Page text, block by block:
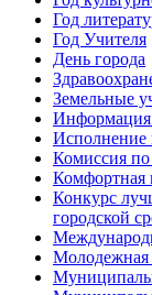
Год
Год Учителя
День города
Земельные
Информация
Исполнение
Комиссия по
Комфортная
Конкурс
городской
Молодежная